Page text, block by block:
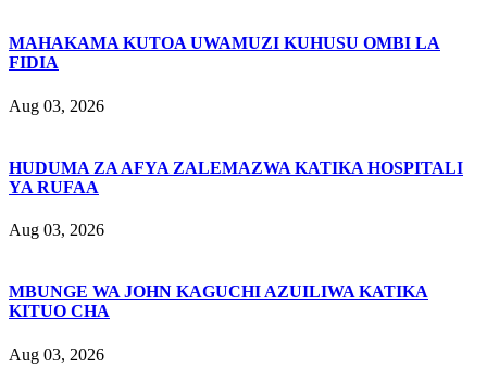
MAHAKAMA KUTOA UWAMUZI KUHUSU OMBI LA
FIDIA
Aug 03, 2026
HUDUMA ZA AFYA ZALEMAZWA KATIKA HOSPITALI
YA RUFAA
Aug 03, 2026
MBUNGE WA JOHN KAGUCHI AZUILIWA KATIKA
KITUO CHA
Aug 03, 2026